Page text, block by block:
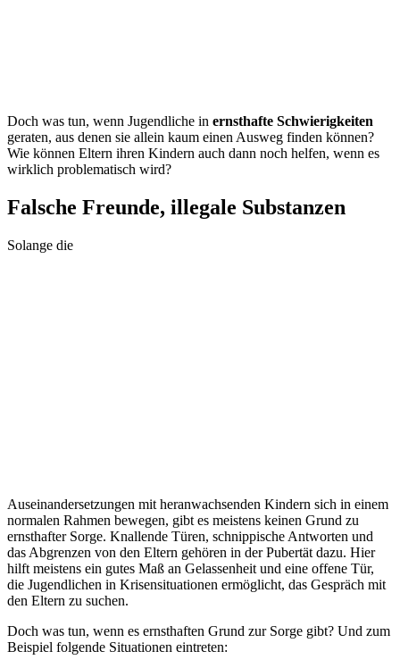
Doch was tun, wenn Jugendliche in ernsthafte Schwierigkeiten
geraten, aus denen sie allein kaum einen Ausweg finden können?
Wie können Eltern ihren Kindern auch dann noch helfen, wenn es
wirklich problematisch wird?
Falsche Freunde, illegale Substanzen
Solange die
Auseinandersetzungen mit heranwachsenden Kindern sich in einem
normalen Rahmen bewegen, gibt es meistens keinen Grund zu
ernsthafter Sorge. Knallende Türen, schnippische Antworten und
das Abgrenzen von den Eltern gehören in der Pubertät dazu. Hier
hilft meistens ein gutes Maß an Gelassenheit und eine offene Tür,
die Jugendlichen in Krisensituationen ermöglicht, das Gespräch mit
den Eltern zu suchen.
Doch was tun, wenn es ernsthaften Grund zur Sorge gibt? Und zum
Beispiel folgende Situationen eintreten: